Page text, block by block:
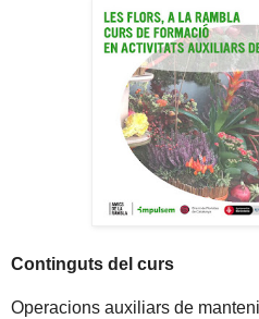
Continguts del curs
Operacions auxiliars de